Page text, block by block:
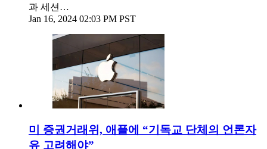
과 세션…
Jan 16, 2024 02:03 PM PST
미 증권거래위, 애플에 “기독교 단체의 언론자
유 고려해야”